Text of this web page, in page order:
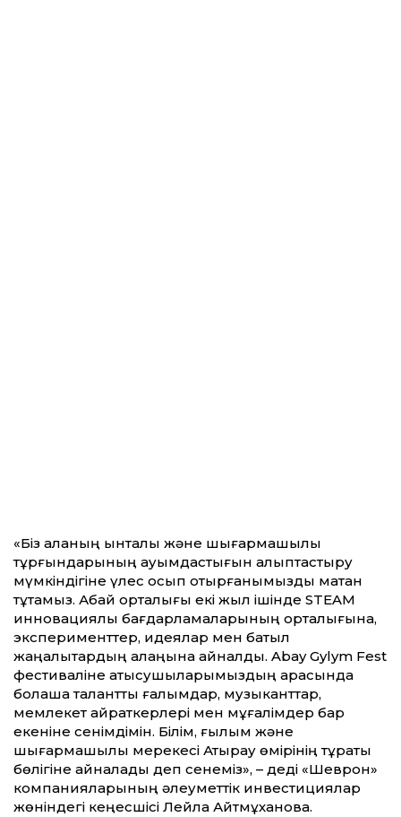
​«Біз қаланың ынталы және шығармашылық
тұрғындарының қауымдастығын қалыптастыру
мүмкіндігіне үлес қосып отырғанымызды мақтан
тұтамыз. Абай орталығы екі жыл ішінде STEAM
инновациялық бағдарламаларының орталығына,
эксперименттер, идеялар мен батыл
жаңалықтардың алаңына айналды. Abay Gylym Fest
фестиваліне қатысушыларымыздың арасында
болашақ талантты ғалымдар, музыканттар,
мемлекет қайраткерлері мен мұғалімдер бар
екеніне сенімдімін. Білім, ғылым және
шығармашылық мерекесі Атырау өмірінің тұрақты
бөлігіне айналады деп сенеміз», – деді «Шеврон»
компанияларының әлеуметтік инвестициялар
жөніндегі кеңесшісі Лейла Айтмұханова.